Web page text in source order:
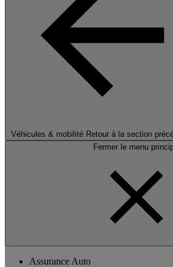
Véhicules & mobilité Retour à la section
Fermer le menu
Assurance Auto